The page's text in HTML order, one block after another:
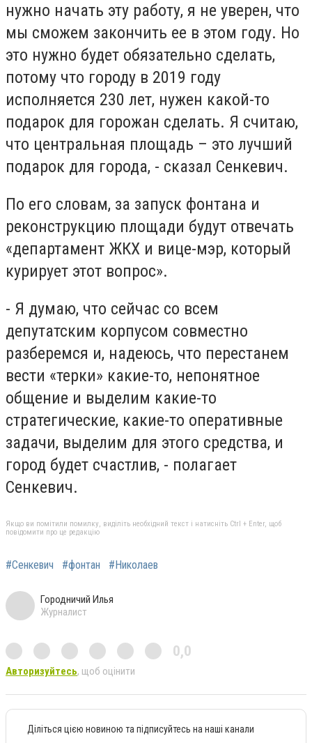
нужно начать эту работу, я не уверен, что
мы сможем закончить ее в этом году. Но
это нужно будет обязательно сделать,
потому что городу в 2019 году
исполняется 230 лет, нужен какой-то
подарок для горожан сделать. Я считаю,
что центральная площадь – это лучший
подарок для города, - сказал Сенкевич.
По его словам, за запуск фонтана и
реконструкцию площади будут отвечать
«департамент ЖКХ и вице-мэр, который
курирует этот вопрос».
- Я думаю, что сейчас со всем
депутатским корпусом совместно
разберемся и, надеюсь, что перестанем
вести «терки» какие-то, непонятное
общение и выделим какие-то
стратегические, какие-то оперативные
задачи, выделим для этого средства, и
город будет счастлив, - полагает
Сенкевич.
Якщо ви помітили помилку, виділіть необхідний текст і натисніть Ctrl + Enter, щоб
повідомити про це редакцію
#Сенкевич #фонтан #Николаев
Городничий Илья
Журналист
0,0
Авторизуйтесь, щоб оцінити
Діліться цією новиною та підписуйтесь на наші канали